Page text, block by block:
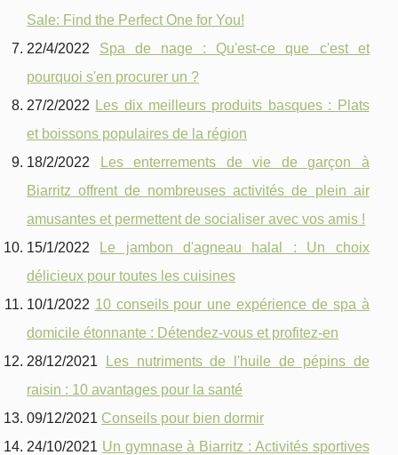
Sale: Find the Perfect One for You!
22/4/2022 Spa de nage : Qu'est-ce que c'est et
pourquoi s'en procurer un ?
27/2/2022 Les dix meilleurs produits basques : Plats
et boissons populaires de la région
18/2/2022
Les enterrements de vie de garçon à
Biarritz offrent de nombreuses activités de plein air
amusantes et permettent de socialiser avec vos amis !
15/1/2022
Le jambon d'agneau halal : Un choix
délicieux pour toutes les cuisines
10/1/2022 10 conseils pour une expérience de spa à
domicile étonnante : Détendez-vous et profitez-en
28/12/2021
Les nutriments de l'huile de pépins de
raisin : 10 avantages pour la santé
09/12/2021 Conseils pour bien dormir
24/10/2021 Un gymnase à Biarritz : Activités sportives